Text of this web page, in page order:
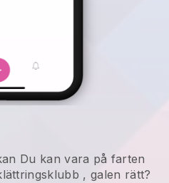
Du kan vara på farten
, galen rätt?